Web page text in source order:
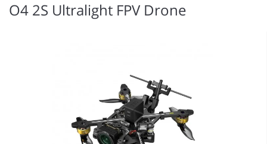
O4 2S Ultralight FPV Drone